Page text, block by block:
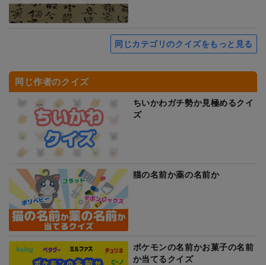
同じカテゴリのクイズをもっと見る
同じ作者のクイズ
ちいかわガチ勢か見極めるクイ
ズ
猫の名前か薬の名前か
ポケモンの名前かお菓子の名前
か当てるクイズ